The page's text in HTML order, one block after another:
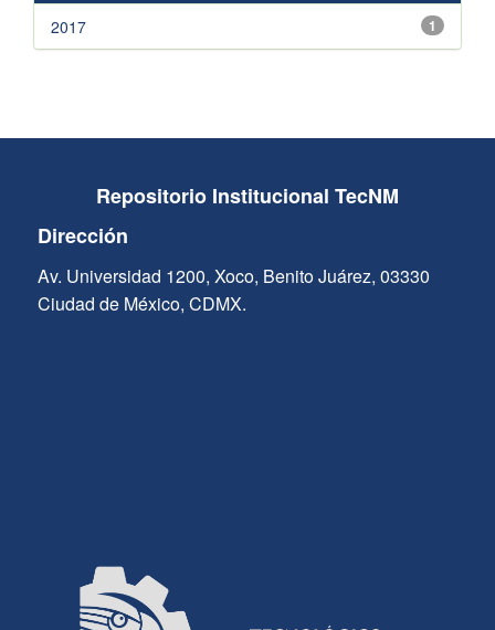
1
2017
Repositorio Institucional TecNM
Dirección
Av. Universidad 1200, Xoco, Benito Juárez, 03330
Ciudad de México, CDMX.